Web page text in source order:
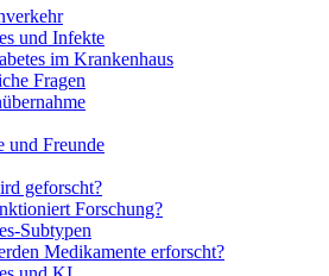
und Infekte
im Krankenhaus
Fragen
und Freunde
geforscht?
Forschung?
Subtypen
Medikamente erforscht?